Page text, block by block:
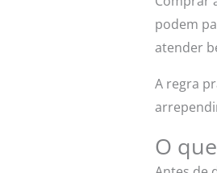
podem
atender
A regra
O